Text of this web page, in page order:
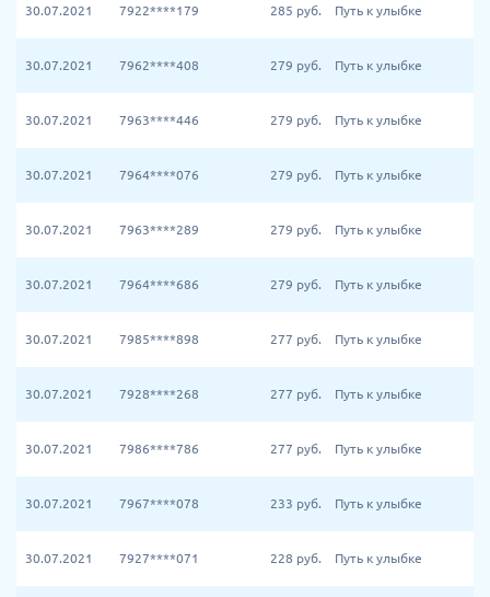
30.07.2021 7922****179 285 руб. Путь к улыбке
30.07.2021 7962****408 279 руб. Путь к улыбке
30.07.2021 7963****446 279 руб. Путь к улыбке
30.07.2021 7964****076 279 руб. Путь к улыбке
30.07.2021 7963****289 279 руб. Путь к улыбке
30.07.2021 7964****686 279 руб. Путь к улыбке
30.07.2021 7985****898 277 руб. Путь к улыбке
30.07.2021 7928****268 277 руб. Путь к улыбке
30.07.2021 7986****786 277 руб. Путь к улыбке
30.07.2021 7967****078 233 руб. Путь к улыбке
30.07.2021 7927****071 228 руб. Путь к улыбке